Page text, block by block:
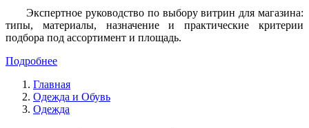
Экспертное руководство по выбору витрин для магазина:
типы, материалы, назначение и практические критерии
подбора под ассортимент и площадь.
Подробнее
Главная
Одежда и Обувь
Одежда